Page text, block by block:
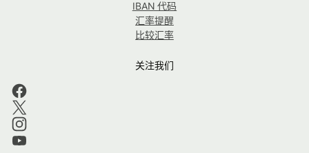
IBAN 代码
汇率提醒
比较汇率
关注我们